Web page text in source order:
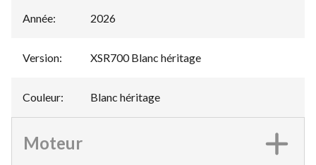
Année: 2026
Version: XSR700 Blanc héritage
Couleur: Blanc héritage
Moteur